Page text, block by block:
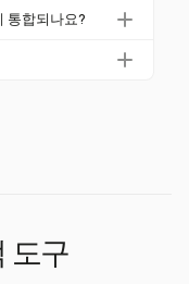
Harvest와 같은
노동법을 준수
입니다.
통합되나요?
인기 있는 프로
도구